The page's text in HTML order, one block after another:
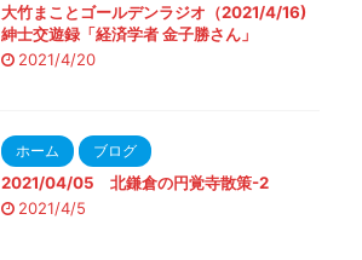
大竹まことゴールデンラジオ（2021/4/16)
紳士交遊録「経済学者 金子勝さん」
2021/4/20
ホーム ブログ
2021/04/05 北鎌倉の円覚寺散策-2
2021/4/5